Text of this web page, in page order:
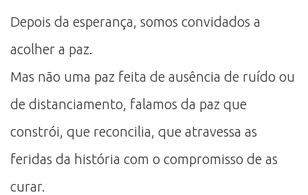
Depois da esperança, somos convidados a
acolher a paz.
Mas não uma paz feita de ausência de ruído ou
de distanciamento, falamos da paz que
constrói, que reconcilia, que atravessa as
feridas da história com o compromisso de as
curar.